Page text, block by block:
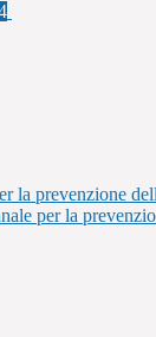
la prevenzione
per la